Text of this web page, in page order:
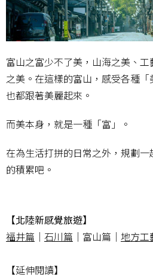
富山之富少不了美，山海之美、
之美。在這樣的富山，感受各種
也都跟著美麗起來。
而美本身，就是一種「富」。
在為生活打拼的日常之外，規劃一
的積累吧。
【北陸新感覺旅遊】
福井篇 ｜ 石川篇 ｜富山篇｜ 地方工
【延伸閱讀】